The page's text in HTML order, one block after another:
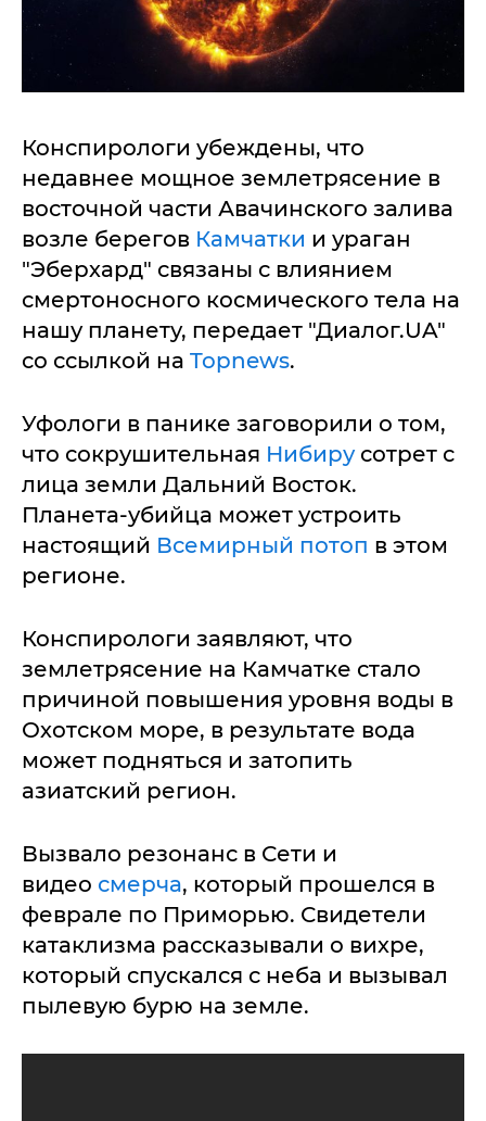
Конспирологи убеждены, что
недавнее мощное землетрясение в
восточной части Авачинского залива
возле берегов Камчатки и ураган
"Эберхард" связаны с влиянием
смертоносного космического тела на
нашу планету, передает "Диалог.UA"
со ссылкой на Topnews.
Уфологи в панике заговорили о том,
что сокрушительная Нибирусотрет с
лица земли Дальний Восток.
Планета-убийца может устроить
настоящий Всемирный потоп в этом
регионе.
Конспирологи заявляют, что
землетрясение на Камчатке стало
причиной повышения уровня воды в
Охотском море, в результате вода
может подняться и затопить
азиатский регион.
Вызвало резонанс в Сети и
видео смерча, который прошелся в
феврале по Приморью. Свидетели
катаклизма рассказывали о вихре,
который спускался с неба и вызывал
пылевую бурю на земле.